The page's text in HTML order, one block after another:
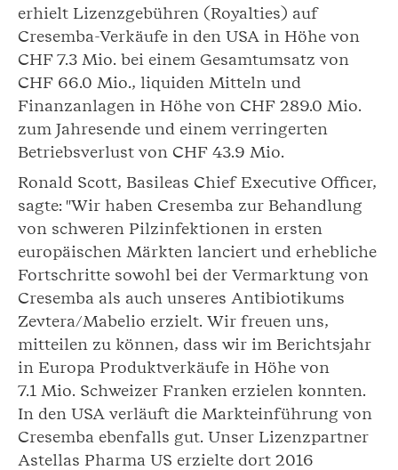
erhielt Lizenzgebühren (Royalties) auf
Cresemba-Verkäufe in den USA in Höhe von
CHF 7.3 Mio. bei einem Gesamtumsatz von
CHF 66.0 Mio., liquiden Mitteln und
Finanzanlagen in Höhe von CHF 289.0 Mio.
zum Jahresende und einem verringerten
Betriebsverlust von CHF 43.9 Mio.
Ronald Scott, Basileas Chief Executive Officer,
sagte: "Wir haben Cresemba zur Behandlung
von schweren Pilzinfektionen in ersten
europäischen Märkten lanciert und erhebliche
Fortschritte sowohl bei der Vermarktung von
Cresemba als auch unseres Antibiotikums
Zevtera/Mabelio erzielt. Wir freuen uns,
mitteilen zu können, dass wir im Berichtsjahr
in Europa Produktverkäufe in Höhe von
7.1 Mio. Schweizer Franken erzielen konnten.
In den USA verläuft die Markteinführung von
Cresemba ebenfalls gut. Unser Lizenzpartner
Astellas Pharma US erzielte dort 2016